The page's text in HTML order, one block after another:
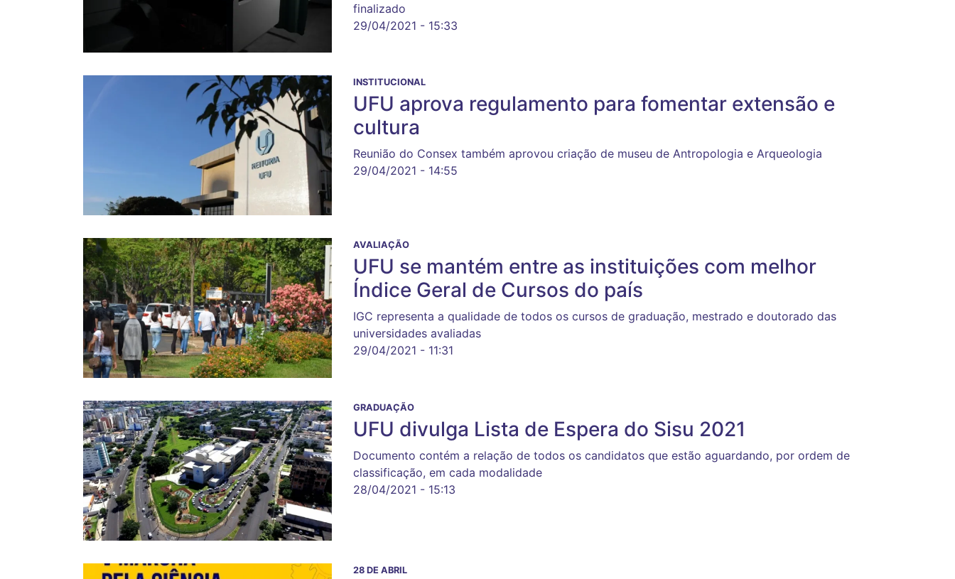
finalizado
29/04/2021 - 15:33
INSTITUCIONAL
UFU aprova regulamento para fomentar extensão e
cultura
Reunião do Consex também aprovou criação de museu de Antropologia e Arqueologia
29/04/2021 - 14:55
AVALIAÇÃO
UFU se mantém entre as instituições com melhor
Índice Geral de Cursos do país
IGC representa a qualidade de todos os cursos de graduação, mestrado e doutorado das
universidades avaliadas
29/04/2021 - 11:31
GRADUAÇÃO
UFU divulga Lista de Espera do Sisu 2021
Documento contém a relação de todos os candidatos que estão aguardando, por ordem de
classificação, em cada modalidade
28/04/2021 - 15:13
28 DE ABRIL